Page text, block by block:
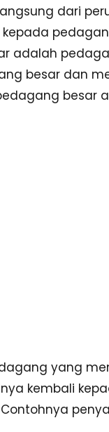
dari
adalah
besar dan
besar
yang
kembali